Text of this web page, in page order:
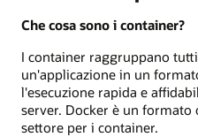
Che cosa sono i container?
I container raggruppano
un'applicazione in un
l'esecuzione rapida e
server. Docker è un formato
settore per i container.